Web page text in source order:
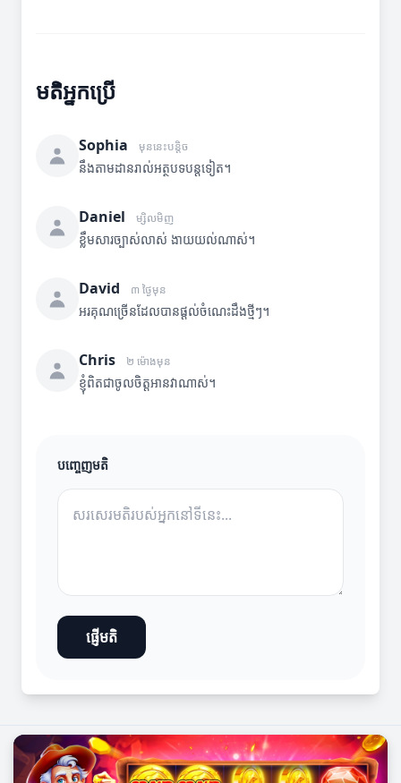
មតិអ្នកប្រើ
Sophia មុននេះបន្តិច
នឹងតាមដានរាល់អត្ថបទបន្តទៀត។
Daniel ម្សិលមិញ
ខ្លឹមសារច្បាស់លាស់ ងាយយល់ណាស់។
David ៣ ថ្ងៃមុន
អរគុណច្រើនដែលបានផ្តល់ចំណេះដឹងថ្មីៗ។
Chris ២ ម៉ោងមុន
ខ្ញុំពិតជាចូលចិត្តអានវាណាស់។
បញ្ចេញមតិ
ផ្ញើមតិ